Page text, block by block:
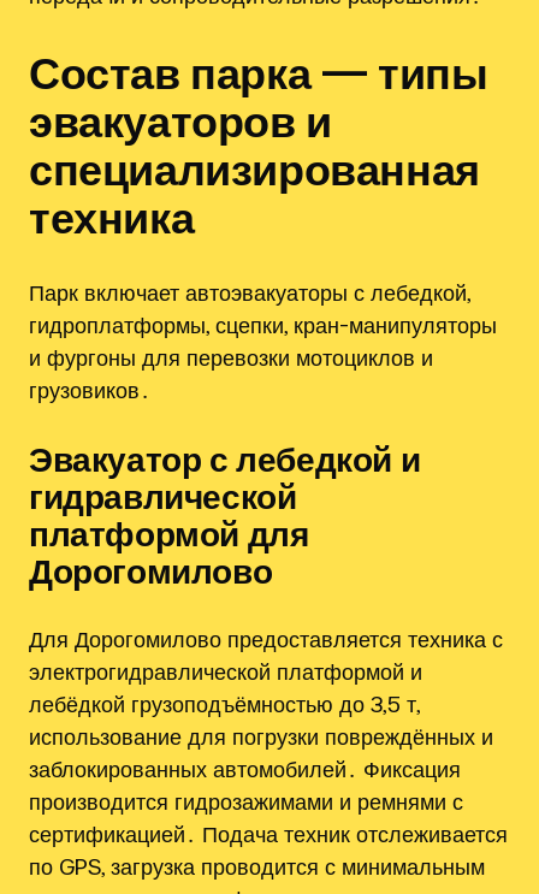
Состав парка — типы
эвакуаторов и
специализированная
техника
Парк включает автоэвакуаторы с лебедкой,
гидроплатформы, сцепки, кран-манипуляторы
и фургоны для перевозки мотоциклов и
грузовиков․
Эвакуатор с лебедкой и
гидравлической
платформой для
Дорогомилово
Для Дорогомилово предоставляется техника с
электрогидравлической платформой и
лебёдкой грузоподъёмностью до 3,5 т,
использование для погрузки повреждённых и
заблокированных автомобилей․ Фиксация
производится гидрозажимами и ремнями с
сертификацией․ Подача техник отслеживается
по GPS, загрузка проводится с минимальным